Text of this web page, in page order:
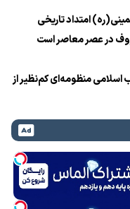
امتداد تاریخی
در عصر معاصر است
اسلامی منظومه‌ای کم‌نظیر از